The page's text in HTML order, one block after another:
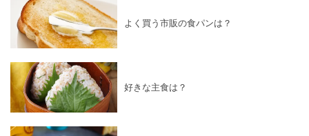
よく買う市販の食パンは？
好きな主食は？